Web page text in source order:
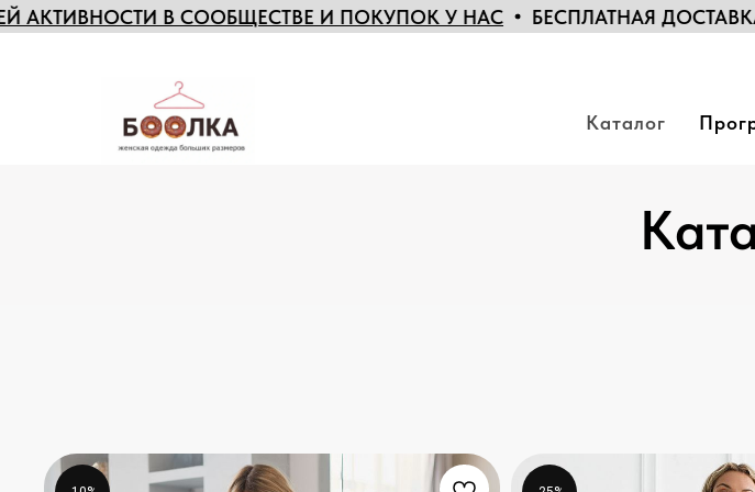
И ПОКУПОК У НАС БЕСПЛАТНАЯ ДОСТАВКА НА ПОКУПКИ ОТ
Каталог